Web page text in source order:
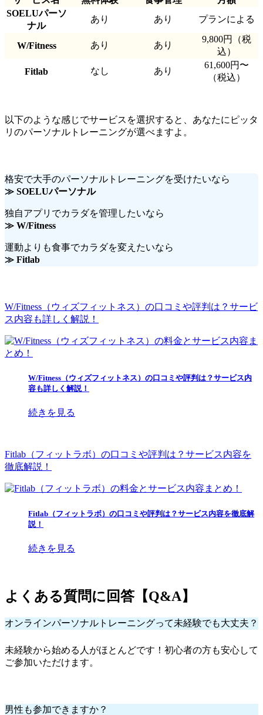
SOELUパーソ
ナル
あり あり プランによる
W/Fitness あり あり
9,800円（税
込）
Fitlab
なし あり
61,600円〜
（税込）
以下のような感じでサービスを選択すると、あなたにピッタ
リのパーソナルトレーニングが選べますよ。
格安で大手のパーソナルトレーニングを受けたいなら
≫ SOELUパーソナル
独自アプリでカラダを管理したいなら
≫ W/Fitness
運動よりも食事でカラダを変えたいなら
≫ Fitlab
W/Fitness（ウィズフィットネス）の口コミや評判は？サービ
ス内容も詳しく解説！
W/Fitness（ウィズフィットネス）の口コミや評判は？サービス内
容も詳しく解説！
続きを見る
Fitlab（フィットラボ）の口コミや評判は？サービス内容を
徹底解説！
Fitlab（フィットラボ）の口コミや評判は？サービス内容を徹底解
説！
続きを見る
よくある質問に回答【Q&A】
オンラインパーソナルトレーニングって未経験でも大丈夫？
未経験から始める人がほとんどです！初心者の方も安心して
ご参加いただけます。
男性も参加できますか？